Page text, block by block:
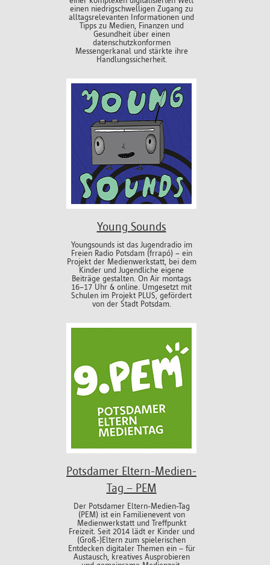
einen niedrigschwelligen Zugang zu
alltagsrelevanten Informationen und
Tipps zu Medien, Finanzen und
Gesundheit über einen
datenschutzkonformen
Messengerkanal und stärkte ihre
Handlungssicherheit.
Young Sounds
Youngsounds ist das Jugendradio im
Freien Radio Potsdam (frrapó) – ein
Projekt der Medienwerkstatt, bei dem
Kinder und Jugendliche eigene
Beiträge gestalten. On Air montags
16–17 Uhr & online. Umgesetzt mit
Schulen im Projekt PLUS, gefördert
von der Stadt Potsdam.
Potsdamer Eltern-Medien-
Tag – PEM
Der Potsdamer Eltern-Medien-Tag
(PEM) ist ein Familienevent von
Medienwerkstatt und Treffpunkt
Freizeit. Seit 2014 lädt er Kinder und
(Groß-)Eltern zum spielerischen
Entdecken digitaler Themen ein – für
Austausch, kreatives Ausprobieren